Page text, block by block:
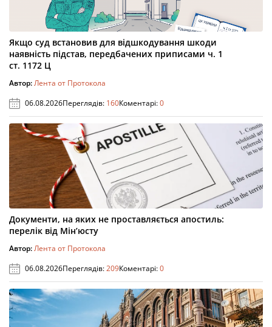
Якщо суд встановив для відшкодування шкоди
наявність підстав, передбачених приписами ч. 1
ст. 1172 Ц
Автор:Лента от Протокола
06.08.2026Переглядів: 160Коментарі:0
Документи, на яких не проставляється апостиль:
перелік від Мін’юсту
Автор:Лента от Протокола
06.08.2026Переглядів:209Коментарі:0